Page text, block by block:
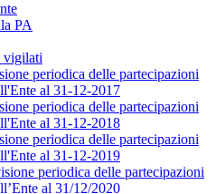
PA
vigilati
periodica delle partecipazioni
al 31-12-2017
periodica delle partecipazioni
al 31-12-2018
periodica delle partecipazioni
al 31-12-2019
periodica delle partecipazioni
al 31/12/2020